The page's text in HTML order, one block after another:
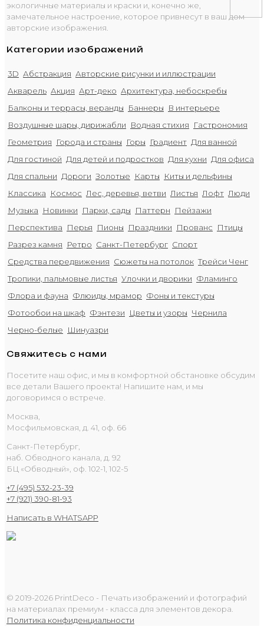
экологичные материалы и краски и, конечно же,
замечательное настроение, которое привнесут в ваш дом
авторские изображения.
Категории изображений
3D Абстракция Авторские рисунки и иллюстрации
Акварель Акция Арт-деко Архитектура, небоскребы
Балконы и террасы, веранды
Баннеры
В интерьере
Воздушные шары, дирижабли
Водная стихия
Гастрономия
Геометрия
Города и страны Горы Градиент Для ванной
Для гостиной Для детей и подростков Для кухни Для офиса
Для спальни Дороги Золотые Карты
Киты и дельфины
Классика
Космос Лес, деревья, ветви Листья Лофт Люди
Музыка
Новинки Парки, сады Паттерн
Пейзажи
Перспектива
Перья Пионы Праздники Прованс
Птицы
Разрез камня
Ретро Санкт-Петербург Спорт
Средства передвижения Сюжеты на потолок Трейси Ченг
Тропики, пальмовые листья Улочки и дворики Фламинго
Флора и фауна Флюиды, мрамор Фоны и текстуры
Фотообои на шкаф Фэнтези Цветы и узоры Чернила
Черно-белые
Шинуазри
Свяжитесь с нами
Посетите наш офис, и мы в комфортной обстановке обсудим
все детали Вашего проекта! Напишите нам, и мы
договоримся о встрече.
Москва,
Мосфильмовская, д. 41, оф. 66
Санкт-Петербург,
наб. Обводного канала, д. 92
БЦ «Обводный», оф. 102-1, 102-5
+7 (495) 532-23-39
+7 (921) 390-81-93
Написать в WHATSAPP
© 2019-2026 PrintDeco - Печать изображений и фотографий
на материалах премиум - класса для элементов декора.
Политика конфиденциальности